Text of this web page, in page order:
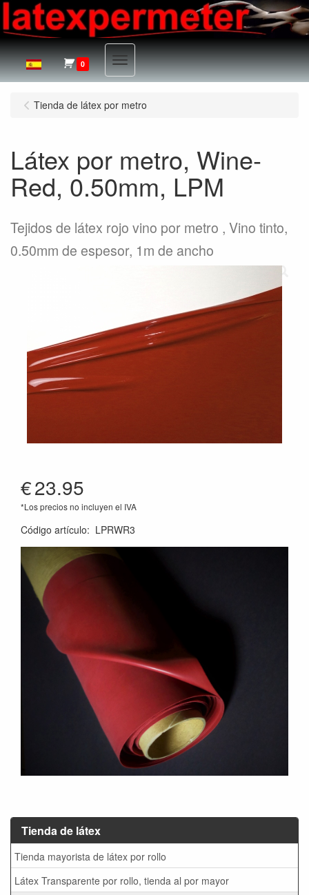
0 Menu
Tienda de látex
Tienda mayorista de látex por rollo
Látex Transparente por rollo, tienda al por mayor
Tienda de látex por metro
Látex por metro, Wine-
Red, 0.50mm, LPM
Tejidos de látex rojo vino por metro , Vino tinto,
0.50mm de espesor, 1m de ancho
€23.95
*Los precios no incluyen el IVA
Código artículo: LPRWR3